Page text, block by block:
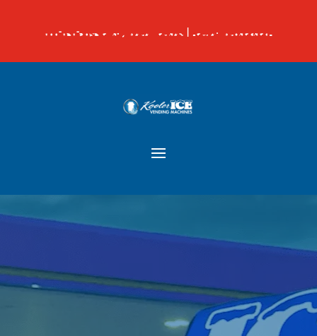
800-858-3025 ext. 1 para ventas | [email protected]